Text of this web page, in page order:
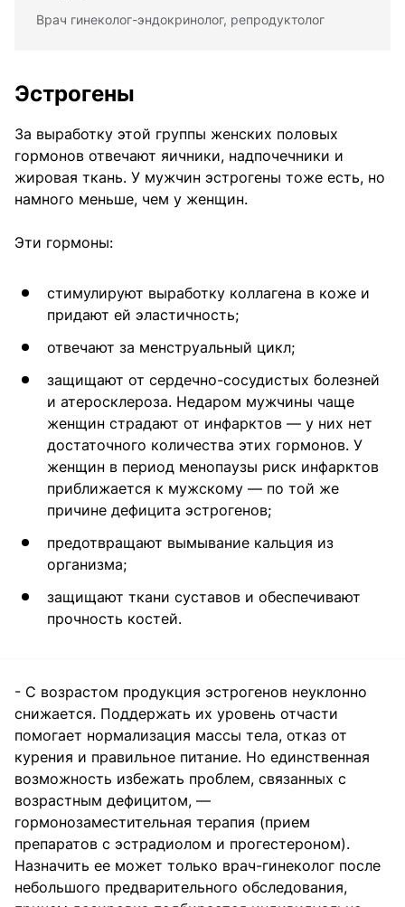
Врач гинеколог-эндокринолог, репродуктолог
Эстрогены
За выработку этой группы женских половых
гормонов отвечают яичники, надпочечники и
жировая ткань. У мужчин эстрогены тоже есть, но
намного меньше, чем у женщин.
Эти гормоны:
стимулируют выработку коллагена в коже и
придают ей эластичность;
отвечают за менструальный цикл;
защищают от сердечно-сосудистых болезней
и атеросклероза. Недаром мужчины чаще
женщин страдают от инфарктов — у них нет
достаточного количества этих гормонов. У
женщин в период менопаузы риск инфарктов
приближается к мужскому — по той же
причине дефицита эстрогенов;
предотвращают вымывание кальция из
организма;
защищают ткани суставов и обеспечивают
прочность костей.
- С возрастом продукция эстрогенов неуклонно
снижается. Поддержать их уровень отчасти
помогает нормализация массы тела, отказ от
курения и правильное питание. Но единственная
возможность избежать проблем, связанных с
возрастным дефицитом, —
гормонозаместительная терапия (прием
препаратов с эстрадиолом и прогестероном).
Назначить ее может только врач-гинеколог после
небольшого предварительного обследования,